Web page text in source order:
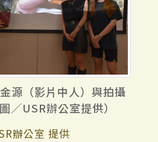
源（影片中人）與拍攝
／USR辦公室提供）
辦公室 提供